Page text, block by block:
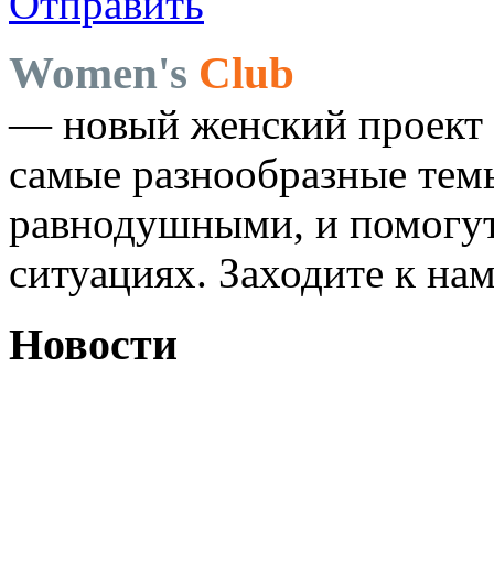
Women's Club
— новый женский проект
самые разнообразные
равнодушными, и
ситуациях. Заходите к
Новости